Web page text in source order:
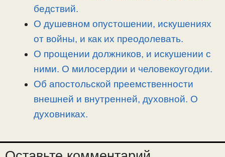
бедствий.
О душевном опустошении, искушениях
от войны, и как их преодолевать.
О прощении должников, и искушении с
ними. О милосердии и человекоугодии.
Об апостольской преемственности
внешней и внутренней, духовной. О
духовниках.